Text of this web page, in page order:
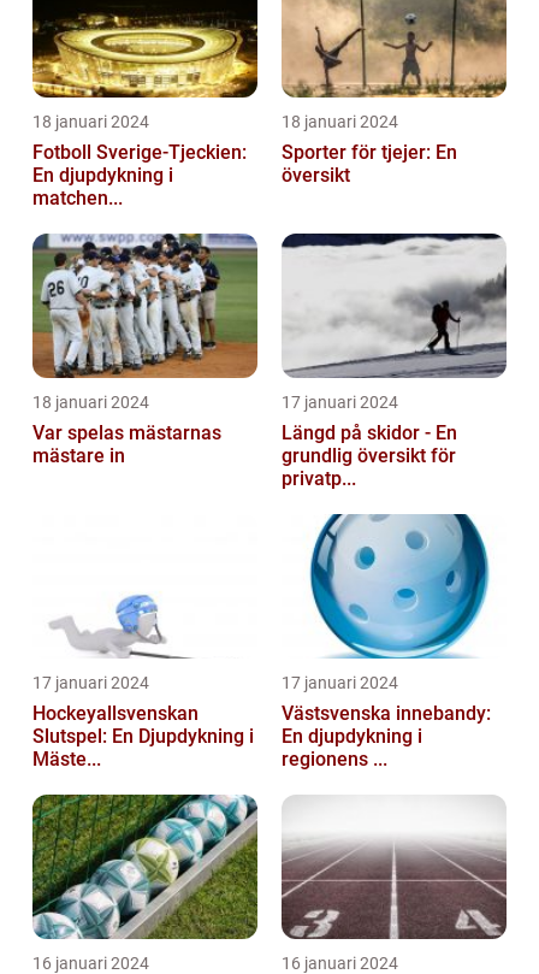
18 januari 2024
Fotboll Sverige-Tjeckien:
En djupdykning i
matchen...
18 januari 2024
Sporter för tjejer: En
översikt
18 januari 2024
Var spelas mästarnas
mästare in
17 januari 2024
Längd på skidor - En
grundlig översikt för
privatp...
17 januari 2024
Hockeyallsvenskan
Slutspel: En Djupdykning i
Mäste...
17 januari 2024
Västsvenska innebandy:
En djupdykning i
regionens ...
16 januari 2024 16 januari 2024